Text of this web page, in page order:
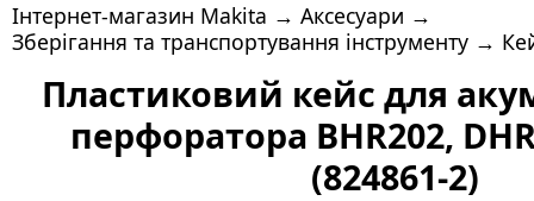
Інтернет-магазин Makita → Аксесуари →
Зберігання та транспортування інструменту →
Пластиковий кейс для
перфоратора BHR202,
(824861-2)